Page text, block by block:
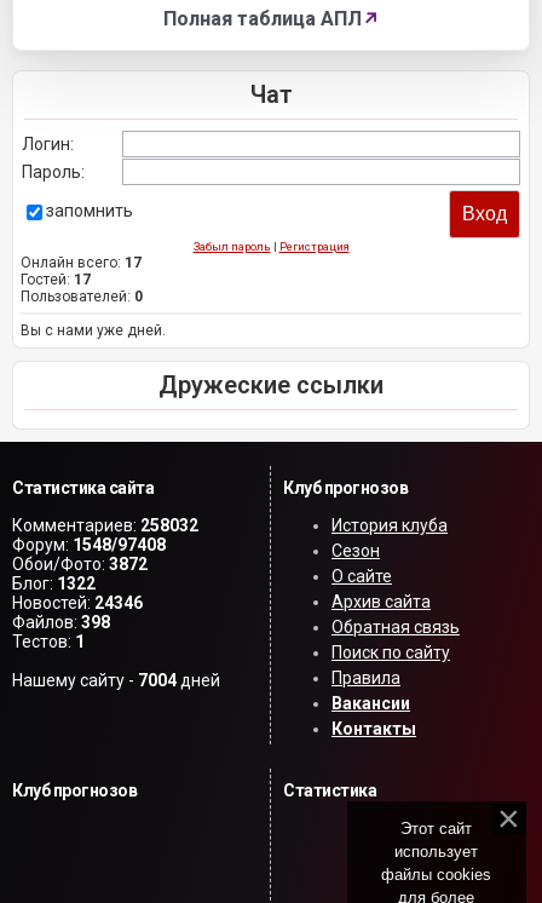
Полная таблица АПЛ ↗
Чат
Логин:
Пароль:
запомнить
Забыл пароль | Регистрация
Онлайн всего: 17
Гостей: 17
Пользователей: 0
Вы с нами уже дней.
Дружеские ссылки
Статистика сайта
Комментариев: 258032
Форум: 1548/97408
Обои/Фото: 3872
Блог: 1322
Новостей: 24346
Файлов: 398
Тестов: 1
Нашему сайту - 7004 дней
Клуб прогнозов
История клуба
Сезон
О сайте
Архив сайта
Обратная связь
Поиск по сайту
Правила
Вакансии
Контакты
Клуб прогнозов Статистика
Этот сайт
использует
файлы cookies
для более